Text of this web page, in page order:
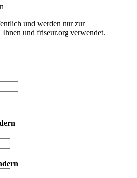
und werden nur zur
und friseur.org verwendet.